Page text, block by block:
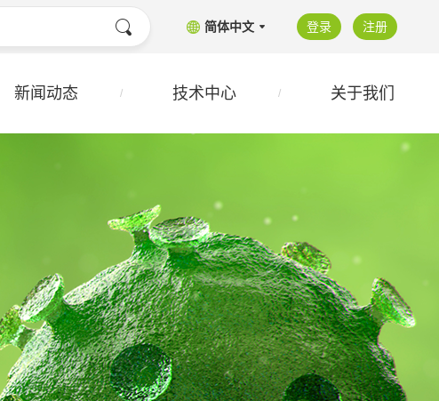
简体中文 登录 注册
新闻动态 技术中心 关于我们